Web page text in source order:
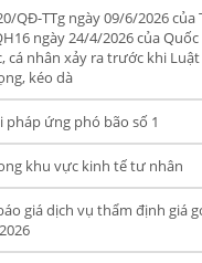
QĐ-TTg ngày 09/6/2026
ngày 24/4/2026 của
nhân xảy ra trước khi
kéo dà
pháp ứng phó bão số 1
khu vực kinh tế tư nhân
giá dịch vụ thẩm định giá